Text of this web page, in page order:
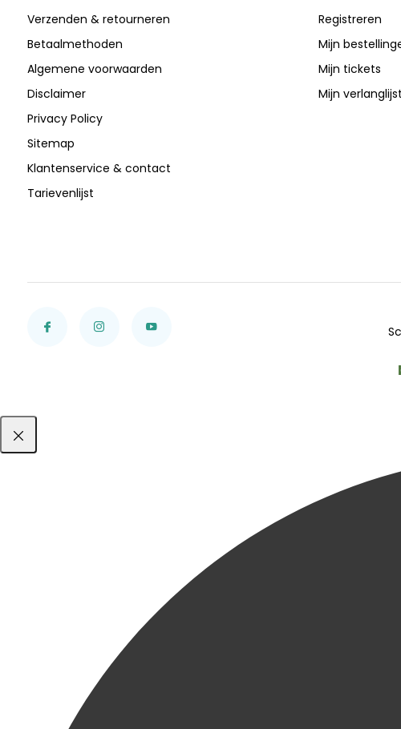
Verzenden & retourneren
Betaalmethoden
Algemene voorwaarden
Disclaimer
Privacy Policy
Sitemap
Klantenservice & contact
Tarievenlijst
Registreren
Mijn
Mijn tickets
Mijn verlanglijst